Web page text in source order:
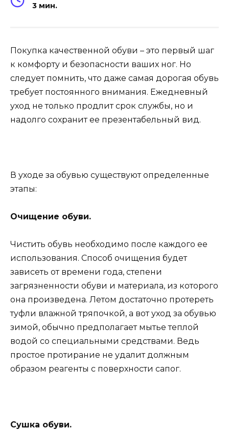
3 мин.
Покупка качественной обуви – это первый шаг
к комфорту и безопасности ваших ног. Но
следует помнить, что даже самая дорогая обувь
требует постоянного внимания. Ежедневный
уход не только продлит срок службы, но и
надолго сохранит ее презентабельный вид.
В уходе за обувью существуют определенные
этапы:
Очищение обуви.
Чистить обувь необходимо после каждого ее
использования. Способ очищения будет
зависеть от времени года, степени
загрязненности обуви и материала, из которого
она произведена. Летом достаточно протереть
туфли влажной тряпочкой, а вот уход за обувью
зимой, обычно предполагает мытье теплой
водой со специальными средствами. Ведь
простое протирание не удалит должным
образом реагенты с поверхности сапог.
Сушка обуви.